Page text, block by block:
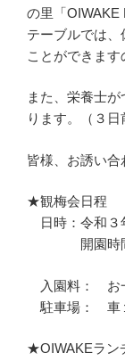
の里「OIWAKE
テーブルでは
ことができます
また、栄養士
ります。（３日
皆様、お誘い合
★観梅会日程
日時：令和３
開園時間：
入園料： お
駐車場： 車
★OIWAKEラ